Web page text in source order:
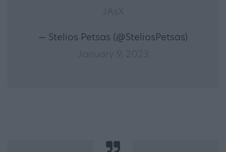
— Stelios Petsas (@SteliosPetsas)